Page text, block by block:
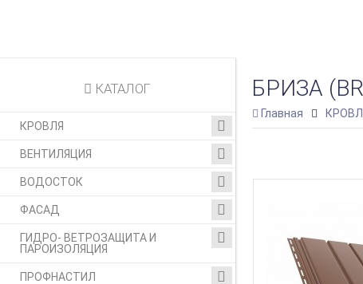
КАТАЛОГ
КРОВЛЯ
ВЕНТИЛЯЦИЯ
ВОДОСТОК
ФАСАД
ГИДРО- ВЕТРОЗАЩИТА И
ПАРОИЗОЛЯЦИЯ
ПРОФНАСТИЛ
БРИЗА
Главная